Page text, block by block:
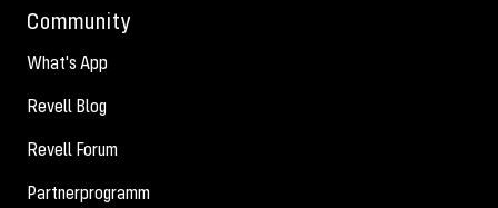
Community
What's App
Revell Blog
Revell Forum
Partnerprogramm